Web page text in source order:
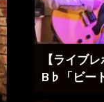
【ライブ
B♭「ビー